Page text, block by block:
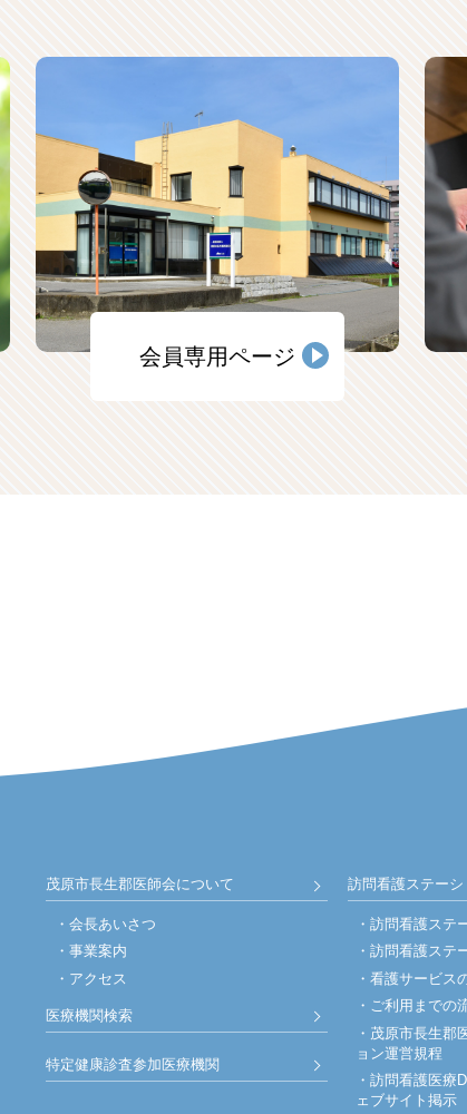
会員専用ページ
茂原市長生郡医師会について
会長あいさつ
事業案内
アクセス
医療機関検索
特定健康診査参加医療機関
訪問看護ステーシ
訪問看護ステ
訪問看護ステ
看護サービス
ご利用までの
茂原市長生郡
ョン運営規程
訪問看護医療
ェブサイト掲示